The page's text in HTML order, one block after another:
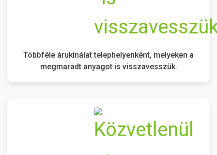
Többféle árukínálat telephelyenként, melyeken a
megmaradt anyagot is visszavesszük.